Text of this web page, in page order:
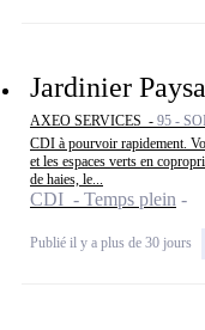
Jardinier
AXEO SERVICES - 95 -
CDI à pourvoir rapidement.
et les espaces verts en
de haies, le...
CDI - Temps plein
Publié il y a plus de 30 jours